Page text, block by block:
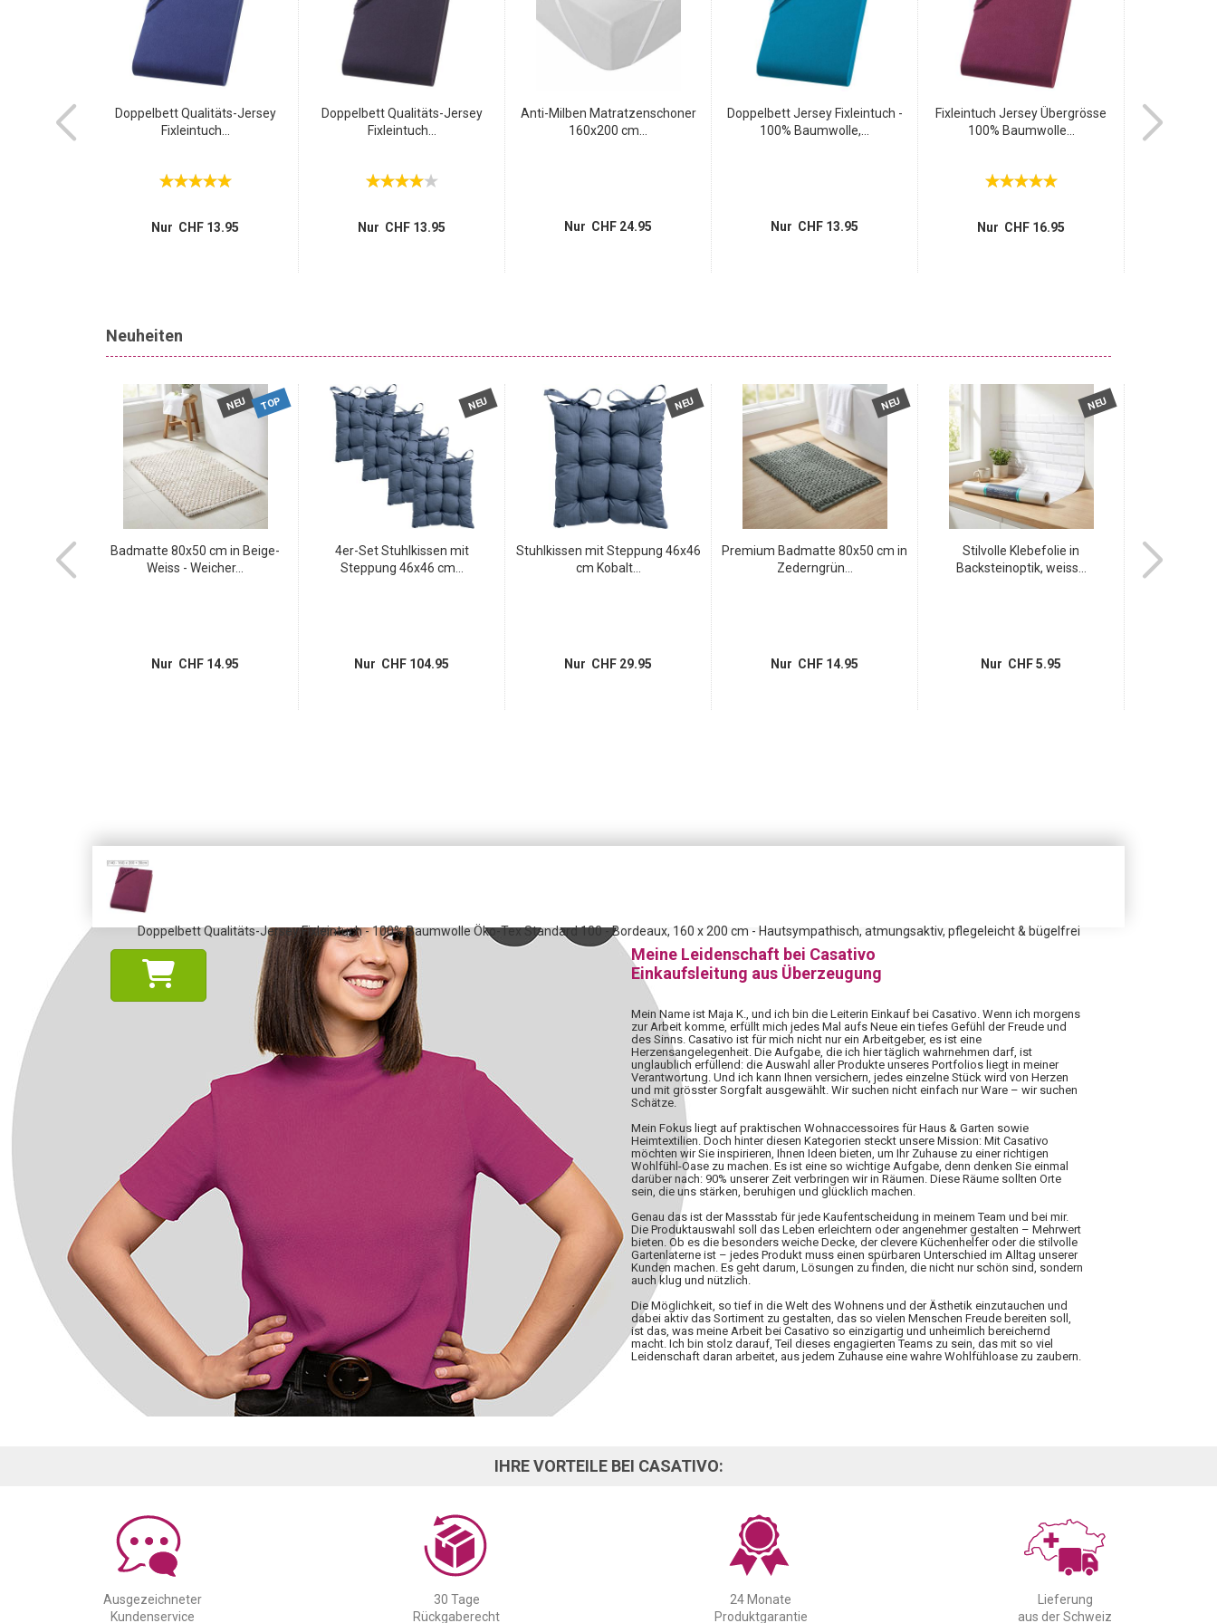
mit 2x
Doppelbett Qualitäts-Jersey
Fixleintuch...
Nur CHF 13.95
Doppelbett Qualitäts-Jersey
Fixleintuch...
Nur CHF 13.95
Anti-Milben Matratzenschoner
160x200 cm...
Nur CHF 24.95
Doppelbett Jersey Fixleintuch -
100% Baumwolle,...
Nur CHF 13.95
Fixleintuch Jersey Übergrösse
100% Baumwolle...
Nur CHF 16.95
Doppelbett
Neuheiten
NEU TOP
Badmatte 80x50 cm in Beige-
Weiss - Weicher...
Nur CHF 14.95
NEU
4er-Set Stuhlkissen mit
Steppung 46x46 cm...
Nur CHF 104.95
NEU
Stuhlkissen mit Steppung 46x46
cm Kobalt...
Nur CHF 29.95
NEU
Premium Badmatte 80x50 cm in
Zederngrün...
Nur CHF 14.95
NEU
Stilvolle Klebefolie in
Backsteinoptik, weiss...
Nur CHF 5.95
Premium
Doppelbett Qualitäts-Jersey Fixleintuch - 100% Baumwolle Öko-Tex Standard 100 - Bordeaux, 160 x 200 cm - Hautsympathisch, atmungsaktiv, pflegeleicht & bügelfrei
Meine Leidenschaft bei Casativo
Einkaufsleitung aus Überzeugung
Mein Name ist Maja K., und ich bin die Leiterin Einkauf bei Casativo. Wenn ich morgens
zur Arbeit komme, erfüllt mich jedes Mal aufs Neue ein tiefes Gefühl der Freude und
des Sinns. Casativo ist für mich nicht nur ein Arbeitgeber, es ist eine
Herzensangelegenheit. Die Aufgabe, die ich hier täglich wahrnehmen darf, ist
unglaublich erfüllend: die Auswahl aller Produkte unseres Portfolios liegt in meiner
Verantwortung. Und ich kann Ihnen versichern, jedes einzelne Stück wird von Herzen
und mit grösster Sorgfalt ausgewählt. Wir suchen nicht einfach nur Ware – wir suchen
Schätze.
Mein Fokus liegt auf praktischen Wohnaccessoires für Haus & Garten sowie
Heimtextilien. Doch hinter diesen Kategorien steckt unsere Mission: Mit Casativo
möchten wir Sie inspirieren, Ihnen Ideen bieten, um Ihr Zuhause zu einer richtigen
Wohlfühl-Oase zu machen. Es ist eine so wichtige Aufgabe, denn denken Sie einmal
darüber nach: 90% unserer Zeit verbringen wir in Räumen. Diese Räume sollten Orte
sein, die uns stärken, beruhigen und glücklich machen.
Genau das ist der Massstab für jede Kaufentscheidung in meinem Team und bei mir.
Die Produktauswahl soll das Leben erleichtern oder angenehmer gestalten – Mehrwert
bieten. Ob es die besonders weiche Decke, der clevere Küchenhelfer oder die stilvolle
Gartenlaterne ist – jedes Produkt muss einen spürbaren Unterschied im Alltag unserer
Kunden machen. Es geht darum, Lösungen zu finden, die nicht nur schön sind, sondern
auch klug und nützlich.
Die Möglichkeit, so tief in die Welt des Wohnens und der Ästhetik einzutauchen und
dabei aktiv das Sortiment zu gestalten, das so vielen Menschen Freude bereiten soll,
ist das, was meine Arbeit bei Casativo so einzigartig und unheimlich bereichernd
macht. Ich bin stolz darauf, Teil dieses engagierten Teams zu sein, das mit so viel
Leidenschaft daran arbeitet, aus jedem Zuhause eine wahre Wohlfühloase zu zaubern.
IHRE VORTEILE BEI CASATIVO:
Ausgezeichneter
Kundenservice
30 Tage
Rückgaberecht
24 Monate
Produktgarantie
Lieferung
aus der Schweiz